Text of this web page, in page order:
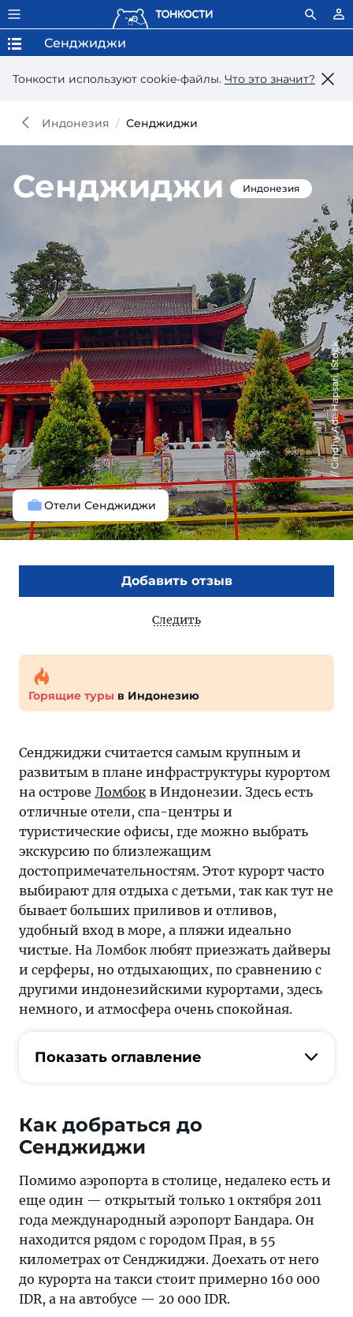
Тонкости используют сookie-файлы. Что это значит?
Сенджиджи
Индонезия Сенджиджи
Сенджиджи Индонезия
Отели Сенджиджи
Cindhy Ade Hapsari, iStock
Добавить отзыв
Следить
Горящие туры в Индонезию
Сенджиджи считается самым крупным и
развитым в плане инфраструктуры курортом
на острове Ломбокв Индонезии. Здесь есть
отличные отели, спа-центры и
туристические офисы, где можно выбрать
экскурсию по близлежащим
достопримечательностям. Этот курорт часто
выбирают для отдыха с детьми, так как тут не
бывает больших приливов и отливов,
удобный вход в море, а пляжи идеально
чистые. На Ломбок любят приезжать дайверы
и серферы, но отдыхающих, по сравнению с
другими индонезийскими курортами, здесь
немного, и атмосфера очень спокойная.
Показать оглавление
Как добраться до
Сенджиджи
Помимо аэропорта в столице, недалеко есть и
еще один — открытый только 1 октября 2011
года международный аэропорт Бандара. Он
находится рядом с городом Прая, в 55
километрах от Сенджиджи. Доехать от него
до курорта на такси стоит примерно 160 000
IDR, а на автобусе — 20 000 IDR.